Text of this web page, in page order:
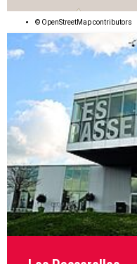
© OpenStreetMapcontributors